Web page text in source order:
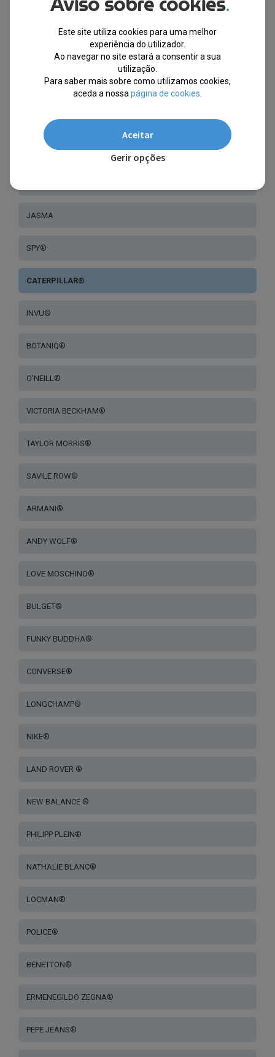
LA PARESSEUSE®
SIGNATURE®
SIRALYA®
JASMA
SPY®
CATERPILLAR®
INVU®
BOTANIQ®
O'NEILL®
VICTORIA BECKHAM®
TAYLOR MORRIS®
SAVILE ROW®
ARMANI®
ANDY WOLF®
LOVE MOSCHINO®
BULGET®
FUNKY BUDDHA®
CONVERSE®
LONGCHAMP®
NIKE®
LAND ROVER ®
NEW BALANCE ®
PHILIPP PLEIN®
NATHALIE BLANC®
LOCMAN®
POLICE®
BENETTON®
ERMENEGILDO ZEGNA®
PEPE JEANS®
.
Este site utiliza cookies para uma melhor
experiência do utilizador.
Ao navegar no site estará a consentir a sua
utilização.
Para saber mais sobre como utilizamos cookies,
aceda a nossa página de cookies
Aceitar
Gerir opções